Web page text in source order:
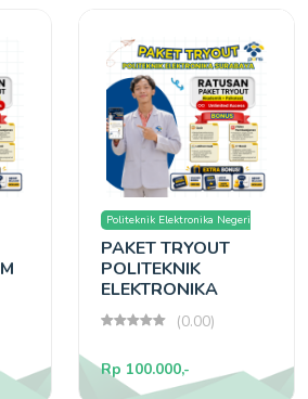
Politeknik Elektronika Negeri
Surabaya
PAKET TRYOUT
POLITEKNIK
ELEKTRONIKA
SURABAYA(0.00)
Rp 100.000,-